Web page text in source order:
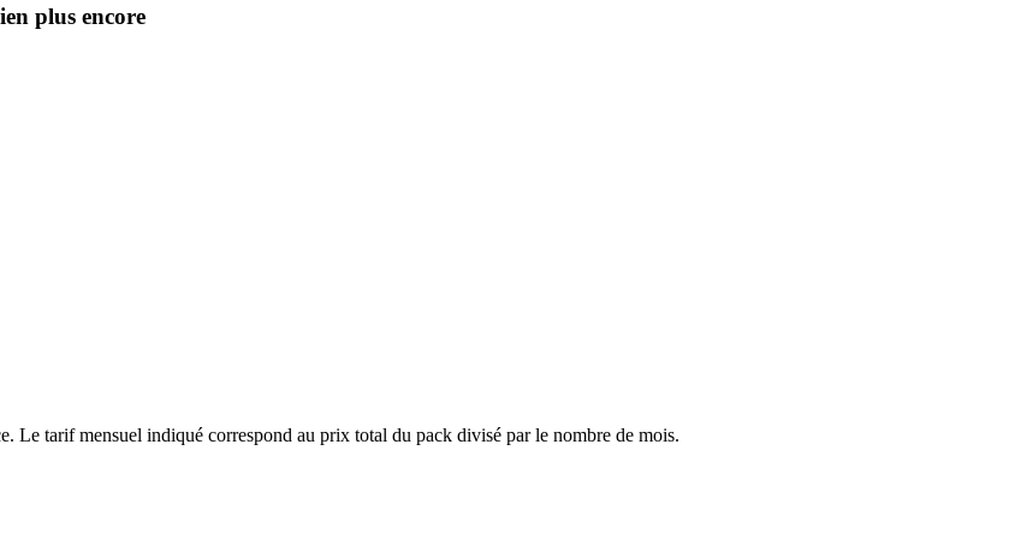
plus encore
Le tarif mensuel indiqué correspond au prix total du pack divisé par le nombre de mois.